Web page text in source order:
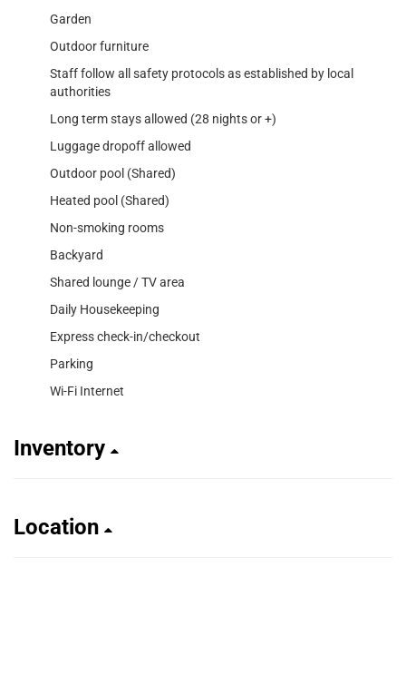
Garden
Outdoor furniture
Staff follow all safety protocols as established by local
authorities
Long term stays allowed (28 nights or +)
Luggage dropoff allowed
Outdoor pool (Shared)
Heated pool (Shared)
Non-smoking rooms
Backyard
Shared lounge / TV area
Daily Housekeeping
Express check-in/checkout
Parking
Wi-Fi Internet
Inventory
Location